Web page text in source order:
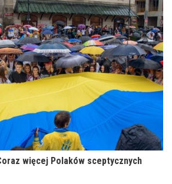
więcej Polaków sceptycznych